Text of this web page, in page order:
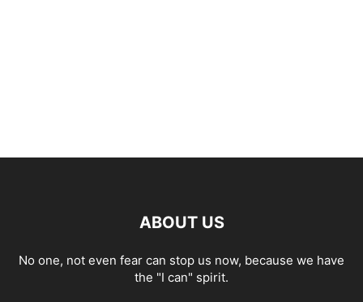
ABOUT US
No one, not even fear can stop us now, because we have
the "I can" spirit.